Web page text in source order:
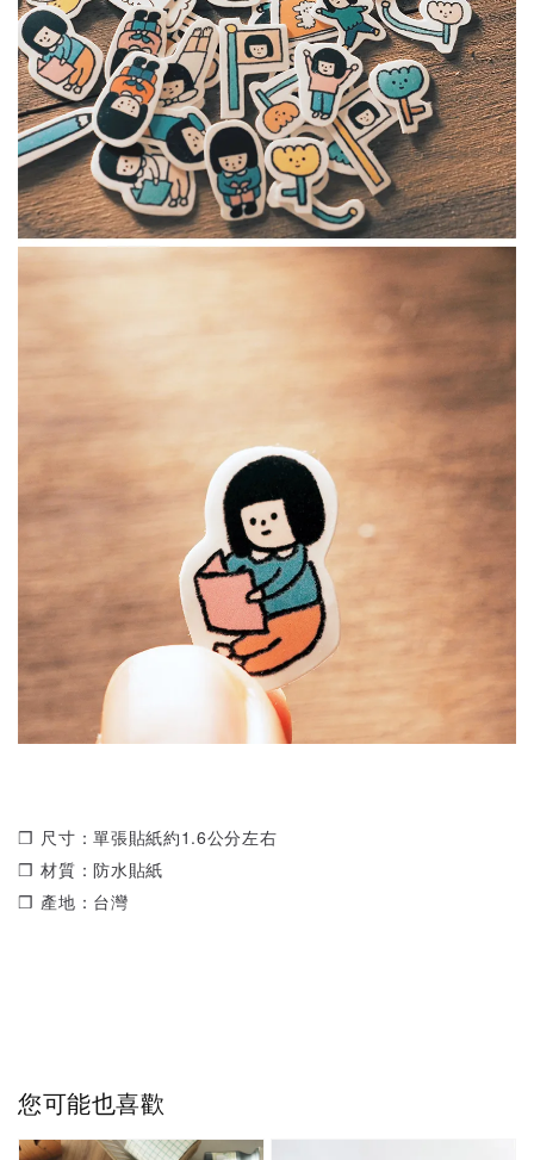
❒ 尺寸：單張貼紙約1.6公分左右
❒ 材質：防水貼紙
❒ 產地：台灣
您可能也喜歡